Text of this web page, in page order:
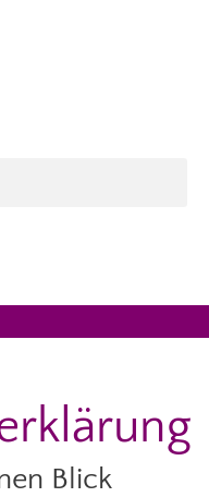
Blick